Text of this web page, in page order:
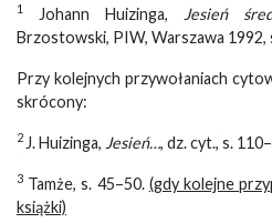
1 Johann Huizinga, Jesień
Brzostowski, PIW, Warszawa 1992,
Przy kolejnych przywołaniach
skrócony:
2 J. Huizinga, Jesień…, dz. cyt., s.
3 Tamże, s. 45–50. (gdy kolejne
książki)